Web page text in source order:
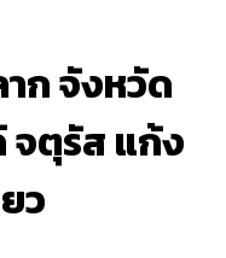
ก จังหวัด
จตุรัส แก้ง
ว